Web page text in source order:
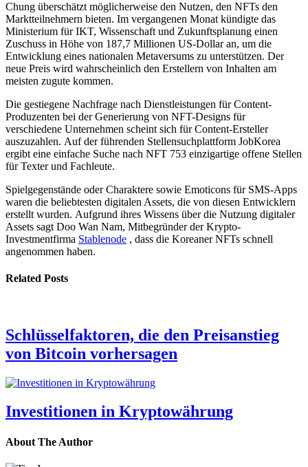
Chung überschätzt möglicherweise den Nutzen, den NFTs den
Marktteilnehmern bieten. Im vergangenen Monat kündigte das
Ministerium für IKT, Wissenschaft und Zukunftsplanung einen
Zuschuss in Höhe von 187,7 Millionen US-Dollar an, um die
Entwicklung eines nationalen Metaversums zu unterstützen. Der
neue Preis wird wahrscheinlich den Erstellern von Inhalten am
meisten zugute kommen.
Die gestiegene Nachfrage nach Dienstleistungen für Content-
Produzenten bei der Generierung von NFT-Designs für
verschiedene Unternehmen scheint sich für Content-Ersteller
auszuzahlen. Auf der führenden Stellensuchplattform JobKorea
ergibt eine einfache Suche nach NFT 753 einzigartige offene Stellen
für Texter und Fachleute.
Spielgegenstände oder Charaktere sowie Emoticons für SMS-Apps
waren die beliebtesten digitalen Assets, die von diesen Entwicklern
erstellt wurden. Aufgrund ihres Wissens über die Nutzung digitaler
Assets sagt Doo Wan Nam, Mitbegründer der Krypto-
Investmentfirma Stablenode , dass die Koreaner NFTs schnell
angenommen haben.
Related Posts
Schlüsselfaktoren, die den Preisanstieg
von Bitcoin vorhersagen
Investitionen in Kryptowährung
About The Author